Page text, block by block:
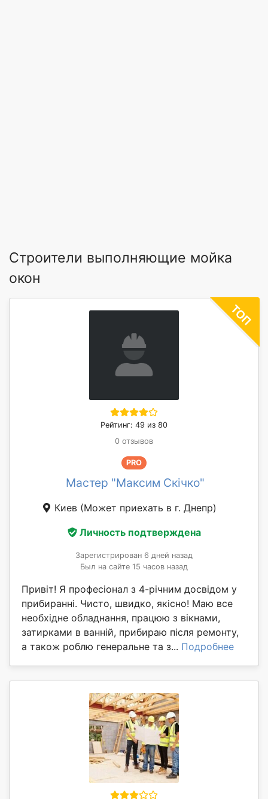
Строители выполняющие мойка
окон
Рейтинг: 49 из 80
0 отзывов
PRO
Мастер "Максим Скічко"
Киев (Может приехать в г. Днепр)
Личность подтверждена
Зарегистрирован 6 дней назад
Был на сайте 15 часов назад
Привіт! Я професіонал з 4-річним досвідом у
прибиранні. Чисто, швидко, якісно! Маю все
необхідне обладнання, працюю з вікнами,
затирками в ванній, прибираю після ремонту,
а також роблю генеральне та з... Подробнее